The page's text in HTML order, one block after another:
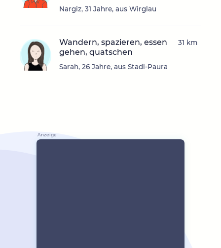
Nargiz, 31 Jahre, aus Wirglau
Wandern, spazieren, essen
gehen, quatschen
Sarah, 26 Jahre, aus Stadl-Paura
31 km